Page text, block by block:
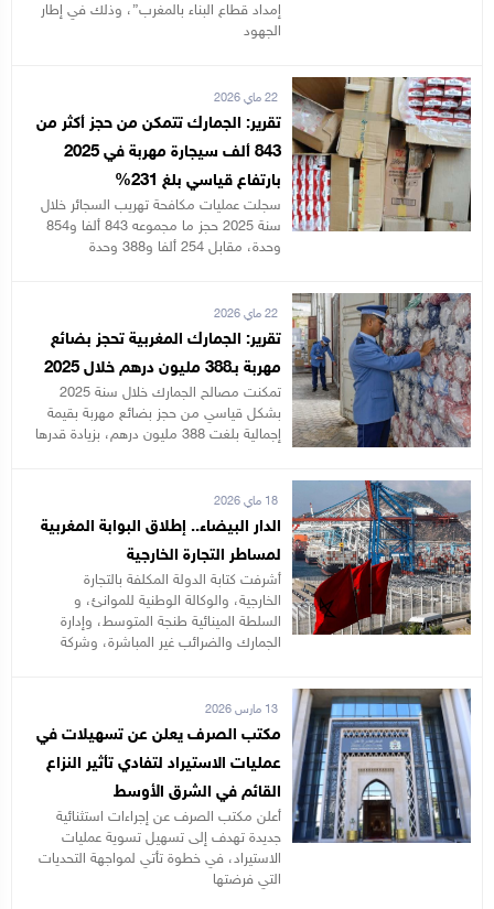
إمداد قطاع البناء بالمغرب”، وذلك في إطار
الجهود
22 ماي 2026
تقرير: الجمارك تتمكن من حجز أكثر من
843 ألف سيجارة مهربة في 2025
بارتفاع قياسي بلغ 231%
سجلت عمليات مكافحة تهريب السجائر خلال
سنة 2025 حجز ما مجموعه 843 ألفا و854
وحدة، مقابل 254 ألفا و388 وحدة
22 ماي 2026
تقرير: الجمارك المغربية تحجز بضائع
مهربة بـ388 مليون درهم خلال 2025
بشكل قياسي من حجز بضائع مهربة بقيمة
إجمالية بلغت 388 مليون درهم، بزيادة قدرها
18 ماي 2026
الدار البيضاء.. إطلاق البوابة المغربية
لمساطر التجارة الخارجية
أشرفت كتابة الدولة المكلفة بالتجارة
الخارجية، والوكالة الوطنية للموانئ، و
السلطة المينائية طنجة المتوسط، وإدارة
الجمارك والضرائب غير المباشرة، وشركة
13 مارس 2026
مكتب الصرف يعلن عن تسهيلات في
عمليات الاستيراد لتفادي تأثير النزاع
القائم في الشرق الأوسط
أعلن مكتب الصرف عن إجراءات استثنائية
جديدة تهدف إلى تسهيل تسوية عمليات
الاستيراد، في خطوة تأتي لمواجهة التحديات
التي فرضتها